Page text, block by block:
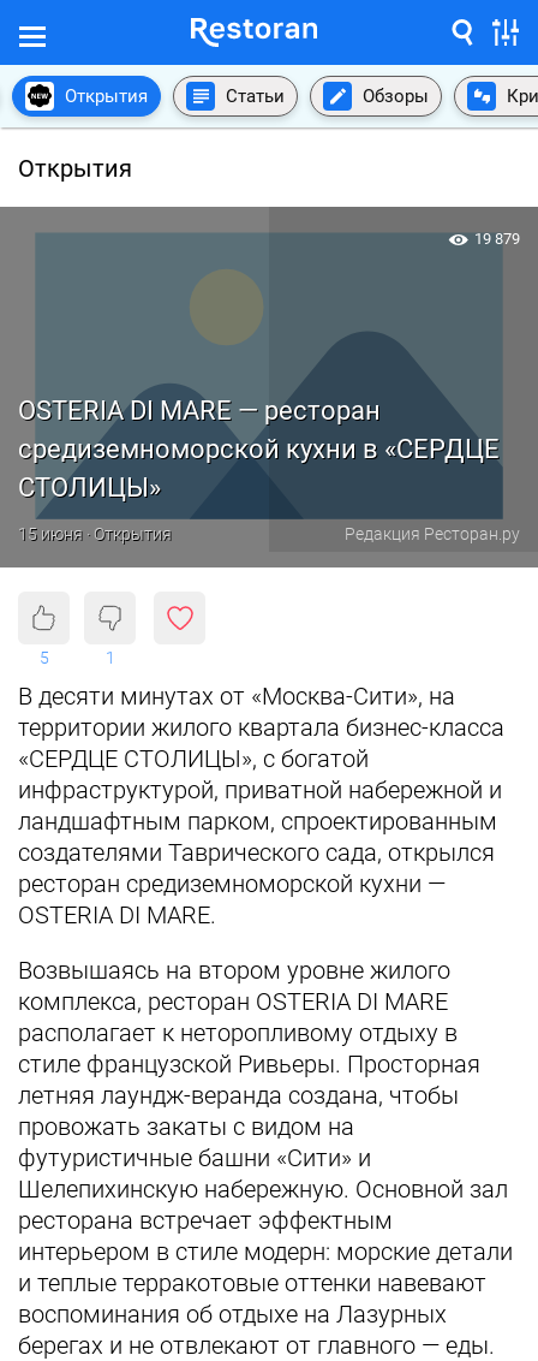
Открытия Статьи Обзоры
Открытия
OSTERIA DI MARE — ресторан
средиземноморской кухни в «СЕРДЦЕ
СТОЛИЦЫ»
15 июня · Открытия Редакция Ресторан.ру
19 879
5 1
В десяти минутах от «Москва-Сити», на
территории жилого квартала бизнес-класса
«СЕРДЦЕ СТОЛИЦЫ», с богатой
инфраструктурой, приватной набережной и
ландшафтным парком, спроектированным
создателями Таврического сада, открылся
ресторан средиземноморской кухни —
OSTERIA DI MARE.
Возвышаясь на втором уровне жилого
комплекса, ресторан OSTERIA DI MARE
располагает к неторопливому отдыху в
стиле французской Ривьеры. Просторная
летняя лаундж-веранда создана, чтобы
провожать закаты с видом на
футуристичные башни «Сити» и
Шелепихинскую набережную. Основной зал
ресторана встречает эффектным
интерьером в стиле модерн: морские детали
и теплые терракотовые оттенки навевают
воспоминания об отдыхе на Лазурных
берегах и не отвлекают от главного — еды.